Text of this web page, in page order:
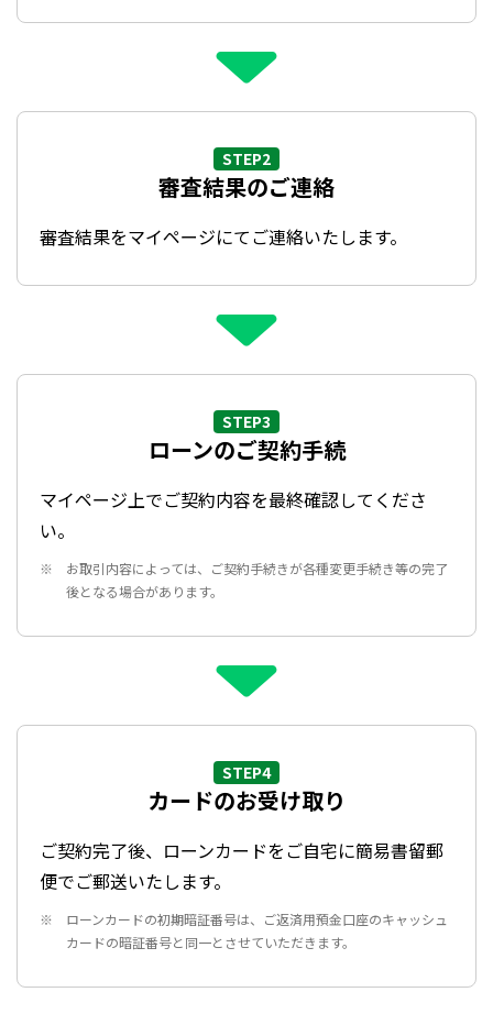
STEP2
審査結果のご連絡
審査結果をマイページにてご連絡いたします。
STEP3
ローンのご契約手続
マイページ上でご契約内容を最終確認してくださ
い。
お取引内容によっては、ご契約手続きが各種変更手続き等の完了
後となる場合があります。
STEP4
カードのお受け取り
ご契約完了後、ローンカードをご自宅に簡易書留郵
便でご郵送いたします。
ローンカードの初期暗証番号は、ご返済用預金口座のキャッシュ
カードの暗証番号と同一とさせていただきます。